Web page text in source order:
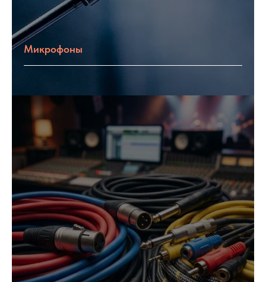
Микрофоны